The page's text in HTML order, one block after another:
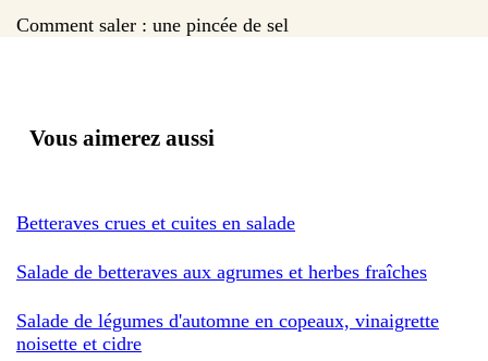
Comment saler : une pincée de sel
Vous aimerez aussi
Betteraves crues et cuites en salade
Salade de betteraves aux agrumes et herbes fraîches
Salade de légumes d'automne en copeaux, vinaigrette
noisette et cidre